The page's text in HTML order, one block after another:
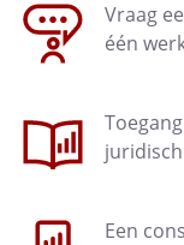
bestrijden
hebben om
Vraag
één
Een